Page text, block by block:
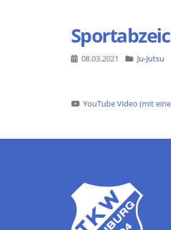
08.03.2021 Ju-Jutsu
YouTube Video (mit